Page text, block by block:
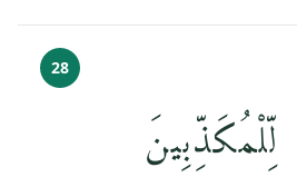
28